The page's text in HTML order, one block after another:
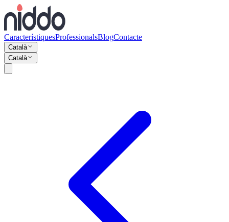
CaracterístiquesProfessionalsBlogContacte
Català
Català